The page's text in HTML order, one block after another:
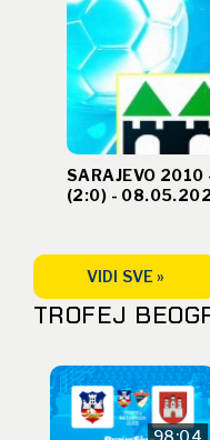
SARAJEVO
(2:0) -
VIDI SVE »
TROFEJ